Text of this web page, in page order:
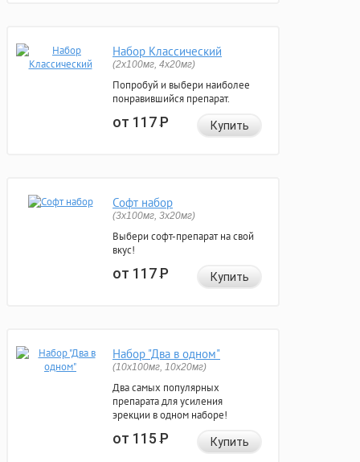
Набор Классический
(2x100мг, 4x20мг)
Попробуй и выбери наиболее
понравившийся препарат.
от 117Р Купить
Софт набор
(3x100мг, 3x20мг)
Выбери софт-препарат на свой
вкус!
от 117Р Купить
Набор "Два в одном"
(10x100мг, 10x20мг)
Два самых популярных
препарата для усиления
эрекции в одном наборе!
от 115Р Купить